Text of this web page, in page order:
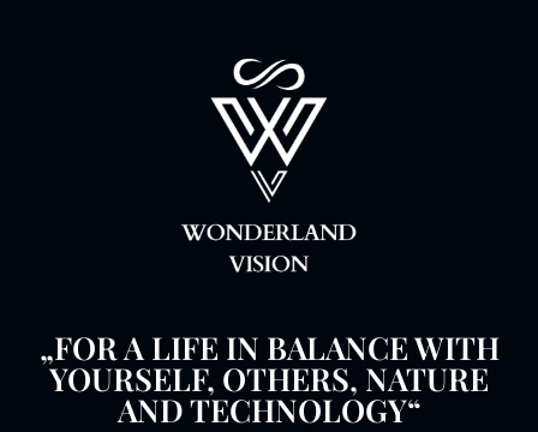
„FOR A LIFE IN BALANCE WITH
YOURSELF, OTHERS, NATURE
AND TECHNOLOGY“